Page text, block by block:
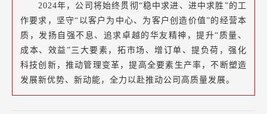
2024年，公司将始终贯彻“稳中求进、进中求胜”的工
作要求，坚守“以客户为中心、为客户创造价值”的经营本
质，发扬自强不息、追求卓越的华友精神，提升“质量、
成本、效益”三大要素，拓市场、增订单、提负荷，强化
科技创新，推动管理变革，提高全要素生产率，不断塑造
发展新优势、新动能，全力以赴推动公司高质量发展。